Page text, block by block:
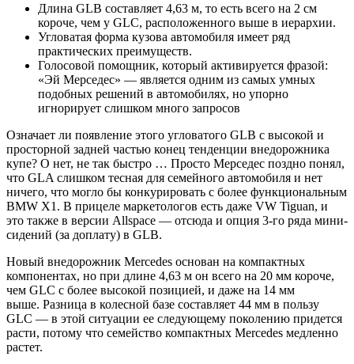
Длина GLB составляет 4,63 м, то есть всего на 2 см
короче, чем у GLC, расположенного выше в иерархии.
Угловатая форма кузова автомобиля имеет ряд
практических преимуществ.
Голосовой помощник, который активируется фразой:
«Эй Мерседес» — является одним из самых умных
подобных решений в автомобилях, но упорно
игнорирует слишком много запросов
Означает ли появление этого угловатого GLB с высокой и
просторной задней частью конец тенденции внедорожника
купе? О нет, не так быстро … Просто Мерседес поздно понял,
что GLA слишком тесная для семейного автомобиля и нет
ничего, что могло бы конкурировать с более функциональным
BMW X1. В прицеле маркетологов есть даже VW Tiguan, и
это также в версии Allspace — отсюда и опция 3-го ряда мини-
сидений (за доплату) в GLB.
Новый внедорожник Mercedes основан на компактных
компонентах, но при длине 4,63 м он всего на 20 мм короче,
чем GLC с более высокой позицией, и даже на 14 мм
выше. Разница в колесной базе составляет 44 мм в пользу
GLC — в этой ситуации ее следующему поколению придется
расти, потому что семейство компактных Mercedes медленно
растет.